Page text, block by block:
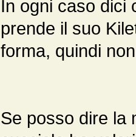
In ogni caso dici
prende il suo
forma, quindi
Se posso dire la